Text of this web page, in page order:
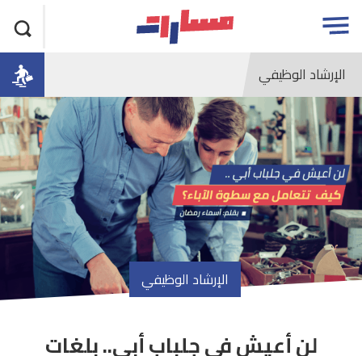
تجاوز
الاعلان
Open
menu
الإرشاد الوظيفي
الإرشاد الوظيفي
article
لن أعيش في جلباب أبي.. بلغات